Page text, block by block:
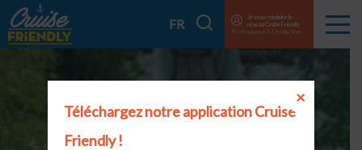
Cruise
Friendly
FR
EN
Je veux rejoindre le
réseau Cruise Friendly
Professionnels & Destinations
Menu
Téléchargez notre application Cruise
Friendly !
×